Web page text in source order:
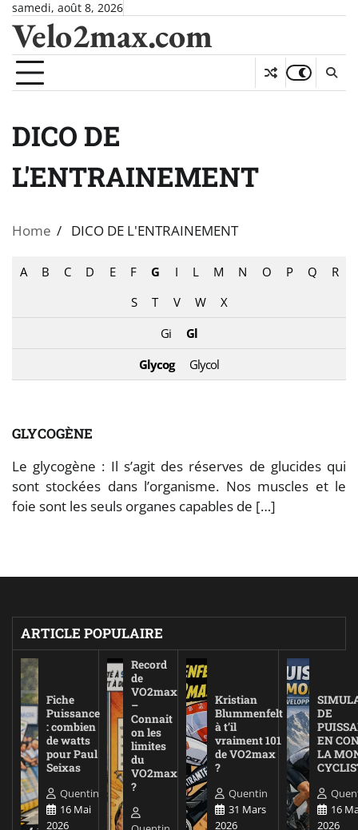
Skip
content
samedi, août 8, 2026
Velo2max.com
DICO DE
L'ENTRAINEMENT
Home DICO DE L'ENTRAINEMENT
A B C D E F G I L M N O P Q
R
S
T V W
X
Gi
Gl
Glycog
Glycol
GLYCOGÈNE
Le glycogène : Il s’agit des réserves de glucides qui
sont stockées dans l’organisme. Nos muscles et le
foie sont les seuls organes capables de […]
ARTICLE POPULAIRE
Fiche
Puissance
: combien
de watts
pour Paul
Seixas
Quentin
16 Mai
2026
Record
de
VO2max
–
Connait
on les
limites
du
VO2max
?
Kristian
Blummenfelt
à t’il
vraiment 101
de VO2max
?
Quentin
31 Mars
2026
DE
EN
LA
16
2026